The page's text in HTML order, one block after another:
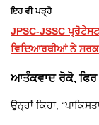
ਇਹ ਵੀ ਪੜ੍ਹੋ
JPSC-JSSC
ਵਿਦਿਆਰਥੀਆਂ ਨੇ
ਆਤੰਕਵਾਦ ਰੋਕੋ,
ਉਨ੍ਹਾਂ ਕਿਹਾ,